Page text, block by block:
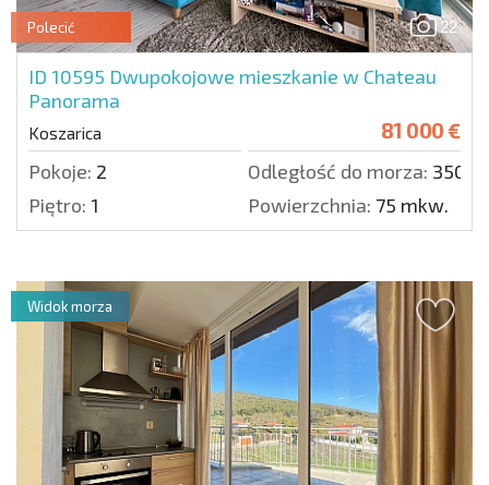
22
Polecić
ID 10595 Dwupokojowe mieszkanie w Chateau
Panorama
Koszarica 81 000 €
Pokoje: 2 Odległość do morza: 3500
Piętro: 1 Powierzchnia: 75 mkw.
Widok morza